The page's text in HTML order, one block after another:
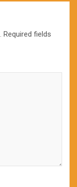
Required fields